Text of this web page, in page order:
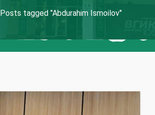
Posts tagged "Abdurahim Ismoilov"